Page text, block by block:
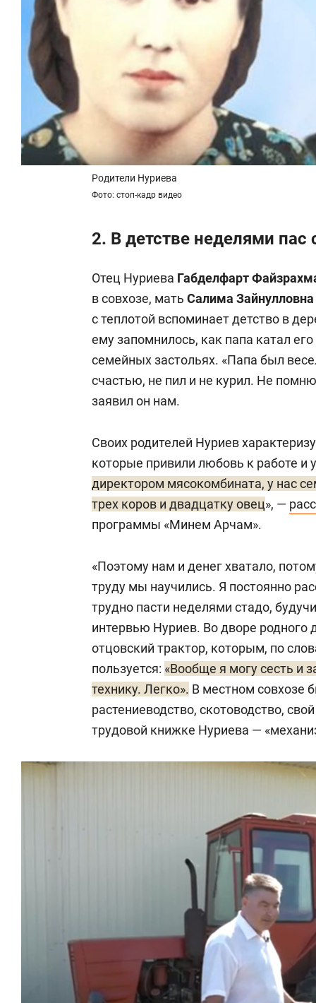
Родители Нуриева
Фото: стоп-кадр видео
2. В детстве неделями пас
Отец Нуриева Габделфарт
в совхозе, мать Салима Зайнулловна
с теплотой вспоминает детство в
ему запомнилось, как папа катал
семейных застольях. «Папа был
счастью, не пил и не курил. Не
заявил он нам.
Своих родителей Нуриев
которые привили любовь к работе и
директором мясокомбината, у нас
трех коров и двадцатку овец», —
программы «Минем Арчам».
«Поэтому нам и денег хватало,
труду мы научились. Я постоянно
трудно пасти неделями стадо,
интервью Нуриев. Во дворе родного
отцовский трактор, которым, по
пользуется: «Вообще я могу сесть и
технику. Легко». В местном совхозе
растениеводство, скотоводство,
трудовой книжке Нуриева —